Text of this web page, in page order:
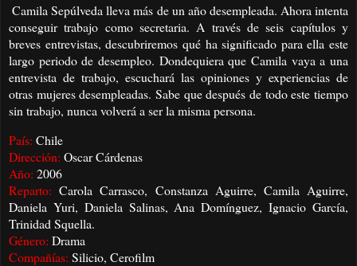
Camila Sepúlveda lleva más de un año desempleada. Ahora intenta
conseguir trabajo como secretaria. A través de seis capítulos y
breves entrevistas, descubriremos qué ha significado para ella este
largo periodo de desempleo. Dondequiera que Camila vaya a una
entrevista de trabajo, escuchará las opiniones y experiencias de
otras mujeres desempleadas. Sabe que después de todo este tiempo
sin trabajo, nunca volverá a ser la misma persona.
País: Chile
Dirección: Oscar Cárdenas
Año: 2006
Reparto:Carola Carrasco, Constanza Aguirre, Camila Aguirre,
Daniela Yuri, Daniela Salinas, Ana Domínguez, Ignacio García,
Trinidad Squella.
Género: Drama
Compañías: Silicio, Cerofilm